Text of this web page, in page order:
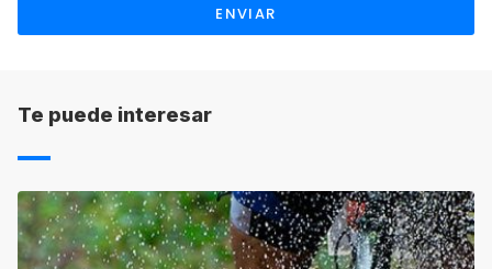
PLANES DE PAGO EN CANADÁ:Es
fraccionar el pago.
ENVIAR
Te puede interesar